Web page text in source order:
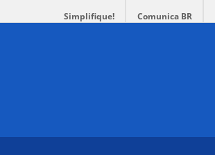
Simplifique! Comunica BR